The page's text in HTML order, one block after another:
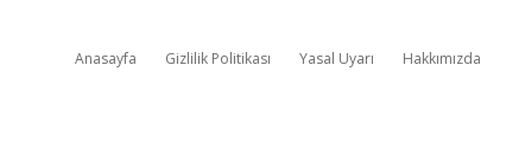
Anasayfa Gizlilik Politikası Yasal Uyarı Hakkımızda